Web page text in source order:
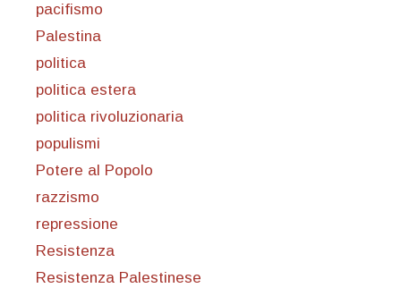
pacifismo
Palestina
politica
politica estera
politica rivoluzionaria
populismi
Potere al Popolo
razzismo
repressione
Resistenza
Resistenza Palestinese